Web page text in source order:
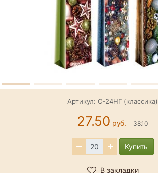
Артикул: С-24НГ (классика)
27.50 руб. 38.10
Купить
В закладки